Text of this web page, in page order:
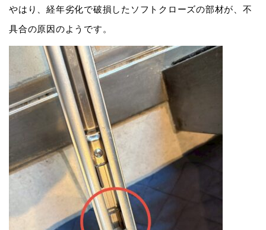
やはり、経年劣化で破損したソフトクローズの部材が、不
具合の原因のようです。